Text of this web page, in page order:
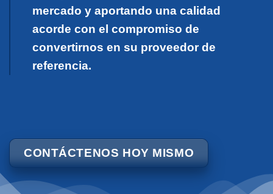
mercado y aportando una calidad
acorde con el compromiso de
convertirnos en su proveedor de
referencia.
CONTÁCTENOS HOY MISMO